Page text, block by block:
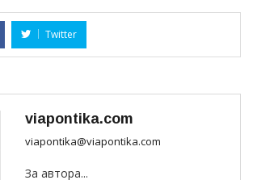
Twitter
viapontika.com
viapontika@viapontika.com
За автора...